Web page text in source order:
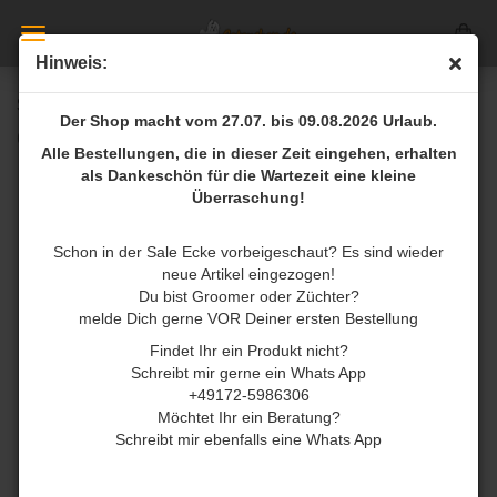
Hinweis:
Der Shop macht vom 27.07. bis 09.08.2026 Urlaub.
Alle Bestellungen, die in dieser Zeit eingehen, erhalten
als Dankeschön für die Wartezeit eine kleine
Überraschung!
Schon in der Sale Ecke vorbeigeschaut? Es sind wieder
neue Artikel eingezogen!
Du bist Groomer oder Züchter?
melde Dich gerne VOR Deiner ersten Bestellung
Findet Ihr ein Produkt nicht?
Schreibt mir gerne ein Whats App
+49172-5986306
Möchtet Ihr ein Beratung?
Schreibt mir ebenfalls eine Whats App